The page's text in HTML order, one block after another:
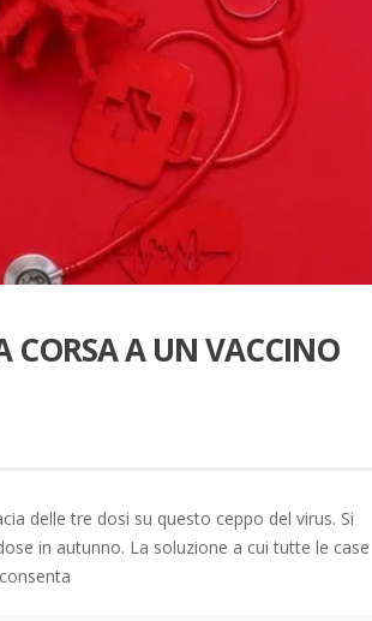
CORSA A UN VACCINO
delle tre dosi su questo ceppo del virus. Si
in autunno. La soluzione a cui tutte le case